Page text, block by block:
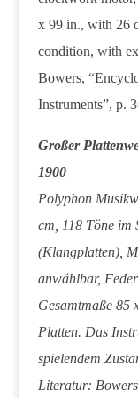
x 99 in., with 26
condition, with
Bowers,
Instruments”, p.
Großer
1900
Polyphon
cm, 118 Töne im
(Klangplatten),
anwählbar,
Gesamtmaße 85
Platten. Das
spielendem
Literatur: